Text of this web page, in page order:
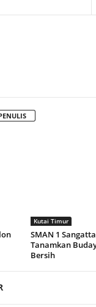
Kutai Timur
SMAN 1
Tanamkan
Bersih